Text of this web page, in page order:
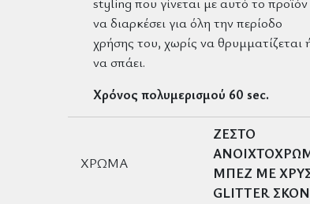
να διαρκέσει για όλη την περίοδο
χρήσης του, χωρίς να θρυμματίζεται
να σπάει.
Χρόνος πολυμερισμού 60 sec.
ΧΡΩΜΑ
ΖΕΣΤΟ
ΜΠΕΖ ΜΕ
GLITTER